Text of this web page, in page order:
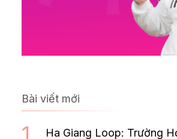
Bài viết mới
Ha Giang Loop: Trường